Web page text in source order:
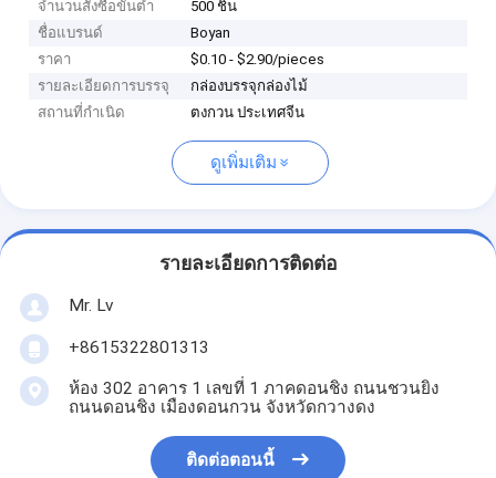
จำนวนสั่งซื้อขั้นต่ำ
500 ชิ้น
ชื่อแบรนด์
Boyan
ราคา
$0.10 - $2.90/pieces
รายละเอียดการบรรจุ
กล่องบรรจุกล่องไม้
สถานที่กำเนิด
ตงกวน ประเทศจีน
ดูเพิ่มเติม
รายละเอียดการติดต่อ
Mr. Lv
+8615322801313
ห้อง 302 อาคาร 1 เลขที่ 1 ภาคดอนชิง ถนนชวนยิง
ถนนดอนชิง เมืองดอนกวน จังหวัดกวางดง
ติดต่อตอนนี้